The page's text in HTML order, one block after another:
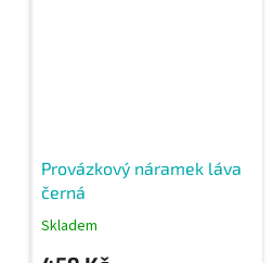
Provázkový náramek láva
černá
Skladem